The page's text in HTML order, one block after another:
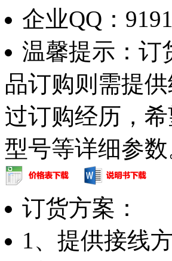
企业QQ：
温馨提示： 订
品订购则需提
过订购经历，
型号等详细参数
订货方案：
1、提供接线